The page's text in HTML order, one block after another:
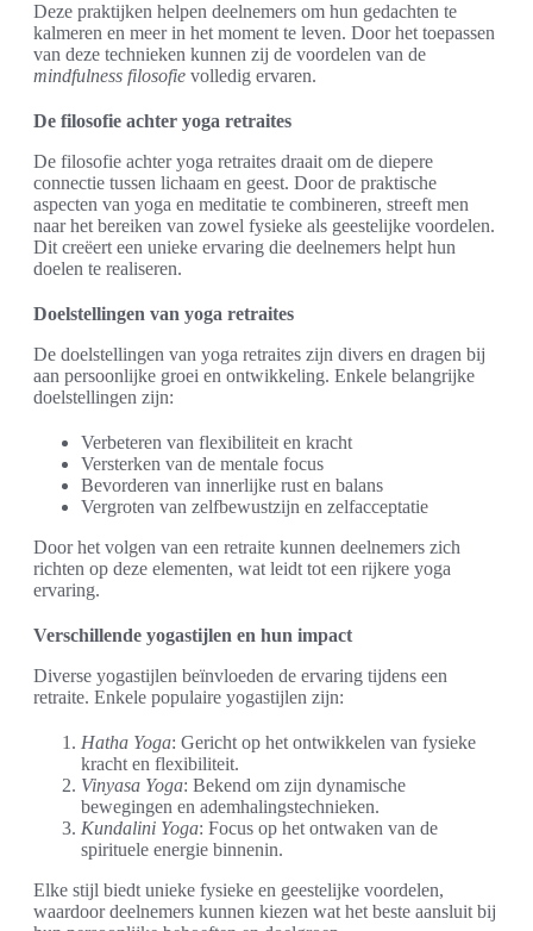
Deze praktijken helpen deelnemers om hun gedachten te
kalmeren en meer in het moment te leven. Door het toepassen
van deze technieken kunnen zij de voordelen van de
mindfulness filosofie volledig ervaren.
De filosofie achter yoga retraites
De filosofie achter yoga retraites draait om de diepere
connectie tussen lichaam en geest. Door de praktische
aspecten van yoga en meditatie te combineren, streeft men
naar het bereiken van zowel fysieke als geestelijke voordelen.
Dit creëert een unieke ervaring die deelnemers helpt hun
doelen te realiseren.
Doelstellingen van yoga retraites
De doelstellingen van yoga retraites zijn divers en dragen bij
aan persoonlijke groei en ontwikkeling. Enkele belangrijke
doelstellingen zijn:
Verbeteren van flexibiliteit en kracht
Versterken van de mentale focus
Bevorderen van innerlijke rust en balans
Vergroten van zelfbewustzijn en zelfacceptatie
Door het volgen van een retraite kunnen deelnemers zich
richten op deze elementen, wat leidt tot een rijkere yoga
ervaring.
Verschillende yogastijlen en hun impact
Diverse yogastijlen beïnvloeden de ervaring tijdens een
retraite. Enkele populaire yogastijlen zijn:
Hatha Yoga: Gericht op het ontwikkelen van fysieke
kracht en flexibiliteit.
Vinyasa Yoga: Bekend om zijn dynamische
bewegingen en ademhalingstechnieken.
Kundalini Yoga: Focus op het ontwaken van de
spirituele energie binnenin.
Elke stijl biedt unieke fysieke en geestelijke voordelen,
waardoor deelnemers kunnen kiezen wat het beste aansluit bij